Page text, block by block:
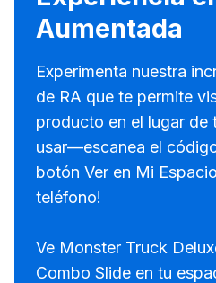
Aumentada
Experimenta nuestra
de RA que te permite
producto en el lugar de
usar—escanea el
botón Ver en Mi
teléfono!
Ve Monster Truck
Combo Slide en tu